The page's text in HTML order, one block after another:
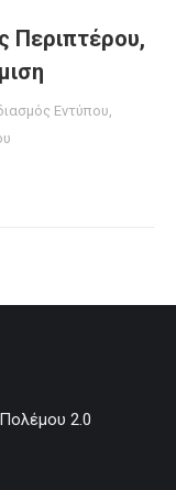
Περιπτέρου,
Εντύπου,
2.0